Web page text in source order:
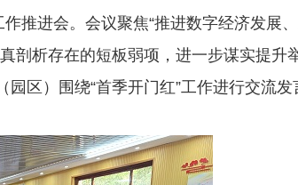
推进会。 会议聚焦“推进数字经济发展
剖析存在的短板弱项，进一步谋实提升
区）围绕“首季开门红”工作进行交流发